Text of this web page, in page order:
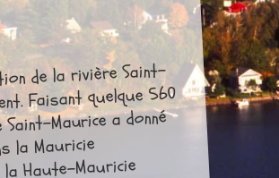
de la rivière Saint-
Faisant quelque 560
Maurice a donné
la Mauricie